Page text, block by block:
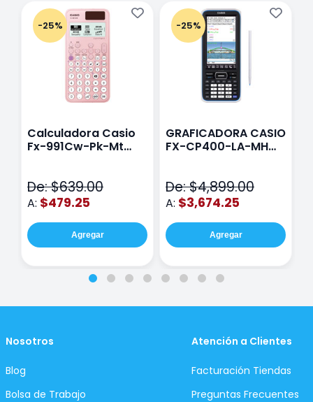
-25%
Calculadora Casio
Fx-991Cw-Pk-Mt
De: $639.00
A: $479.25
Agregar
-25%
GRAFICADORA CASIO
FX-CP400-LA-MH
De: $4,899.00
A: $3,674.25
Agregar
Nosotros
Blog
Bolsa de Trabajo
Atención a Clientes
Facturación Tiendas
Preguntas Frecuentes